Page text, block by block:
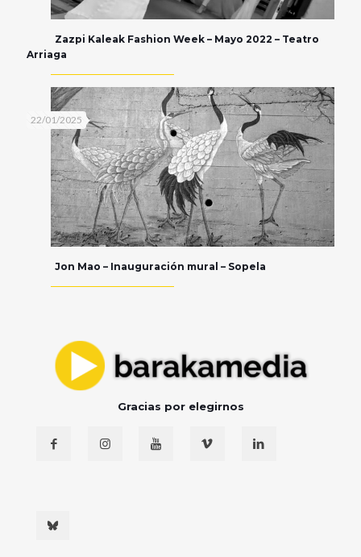
Zazpi Kaleak Fashion Week – Mayo 2022 – Teatro
Arriaga
22/01/2025
Jon Mao – Inauguración mural – Sopela
Gracias por elegirnos